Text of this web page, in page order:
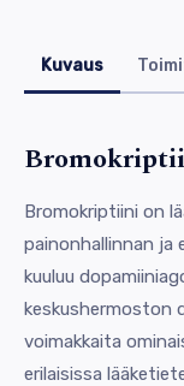
Kuvaus
Bromokriptiini on
painonhallinnan ja
kuuluu
keskushermoston
voimakkaita
erilaisissa